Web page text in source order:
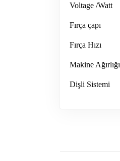
Voltage /Watt
Fırça çapı
Fırça Hızı
Makine Ağırlığı
Dişli Sistemi